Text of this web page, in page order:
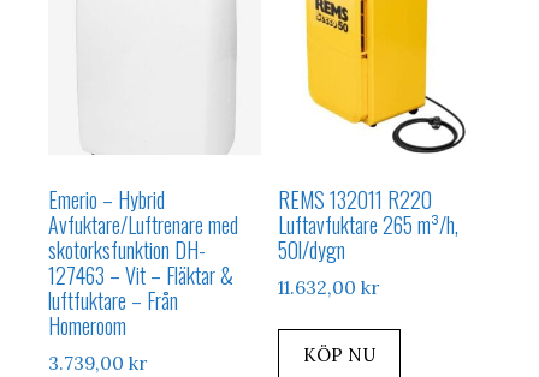
Emerio – Hybrid
Avfuktare/Luftrenare med
skotorksfunktion DH-
127463 – Vit – Fläktar &
luftfuktare – Från
Homeroom
3.739,00 kr
REMS 132011 R220
Luftavfuktare 265 m³/h,
50l/dygn
11.632,00kr
KÖP NU